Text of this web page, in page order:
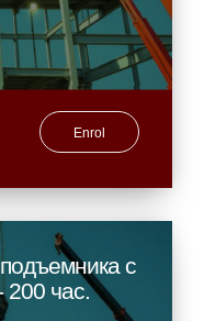
Enrol
с
час.